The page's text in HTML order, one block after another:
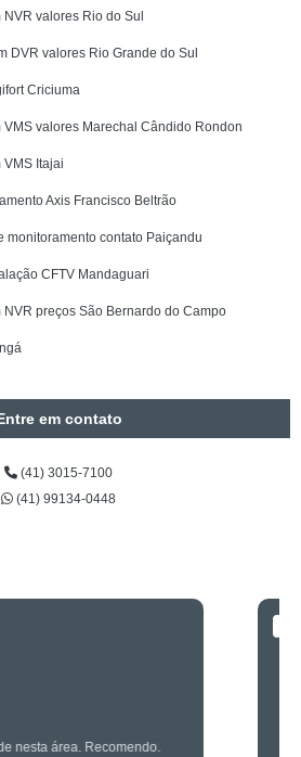
valores Rio do Sul
DVR valores Rio Grande do Sul
Criciuma
valores Marechal Cândido Rondon
Itajai
Axis Francisco Beltrão
monitoramento contato Paiçandu
CFTV Mandaguari
preços São Bernardo do Campo
em contato
(41) 3015-7100
(41) 99134-0448
mesmo! Profissionais de primeira!